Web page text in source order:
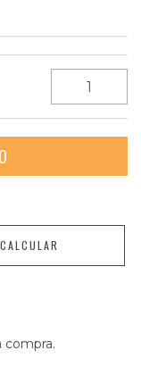
CALCULAR
compra.